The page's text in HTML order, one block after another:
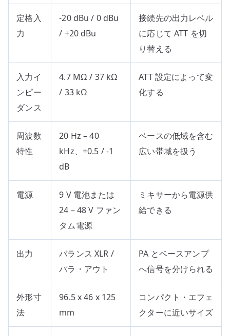
定格入
力
-20 dBu / 0 dBu
/ +20 dBu
接続先の出力レベル
に応じて ATT を切
り替える
入力イ
ンピー
ダンス
4.7 MΩ / 37 kΩ
/ 33 kΩ
ATT 設定によって変
化する
周波数
特性
20 Hz – 40
kHz、+0.5 / -1
dB
ベースの低域を含む
広い帯域を扱う
電源
9 V 電池または
24 – 48 V ファン
タム電源
ミキサーから電源供
給できる
出力
バランス XLR /
パラ・アウト
PA とベースアンプ
へ信号を分けられる
外形寸
法
96.5 x 46 x 125
mm
コンパクト・エフェ
クターに近いサイズ